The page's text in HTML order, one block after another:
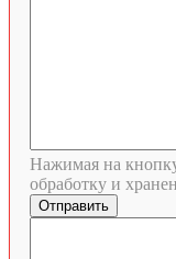
Нажимая на
обработку и